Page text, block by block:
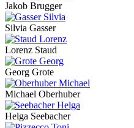
Jakob Brugger
Silvia Gasser
Lorenz Staud
Georg Grote
Michael Oberhuber
Helga Seebacher